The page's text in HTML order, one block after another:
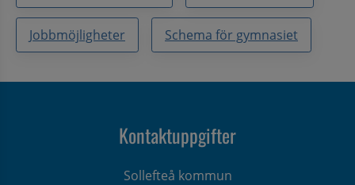
Jobbmöjligheter Schema för gymnasiet
Kontaktuppgifter
Sollefteå kommun